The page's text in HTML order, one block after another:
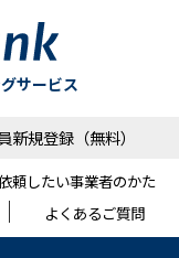
サービス
新規登録（無料）
頼したい事業者のかた
よくあるご質問